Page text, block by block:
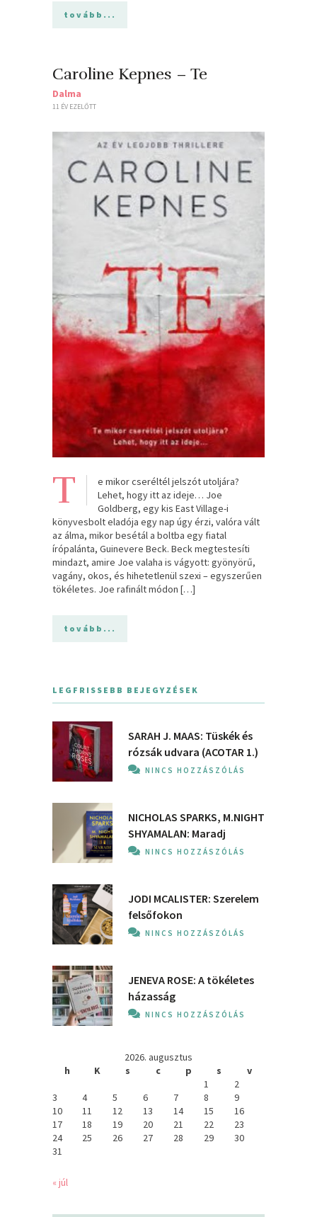
tovább...
Caroline Kepnes – Te
Dalma
11 ÉV EZELŐTT
T
e mikor cseréltél jelszót utoljára?
Lehet, hogy itt az ideje… Joe
Goldberg, egy kis East Village-i
könyvesbolt eladója egy nap úgy érzi, valóra vált
az álma, mikor besétál a boltba egy fiatal
írópalánta, Guinevere Beck. Beck megtestesíti
mindazt, amire Joe valaha is vágyott: gyönyörű,
vagány, okos, és hihetetlenül szexi – egyszerűen
tökéletes. Joe rafinált módon […]
tovább...
LEGFRISSEBB BEJEGYZÉSEK
SARAH J. MAAS: Tüskék és
rózsák udvara (ACOTAR 1.)
NINCS HOZZÁSZÓLÁS
NICHOLAS SPARKS, M.NIGHT
SHYAMALAN: Maradj
NINCS HOZZÁSZÓLÁS
JODI MCALISTER: Szerelem
felsőfokon
NINCS HOZZÁSZÓLÁS
JENEVA ROSE: A ​tökéletes
házasság
NINCS HOZZÁSZÓLÁS
2026. augusztus
h
K s c p s
v
1
2
3
4 5 6 7 8
9
10
11 12 13 14 15
16
17
18 19 20 21 22
23
24
25 26 27 28 29
30
31
« júl